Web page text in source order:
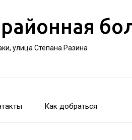
улица Степана Разина
Как добраться